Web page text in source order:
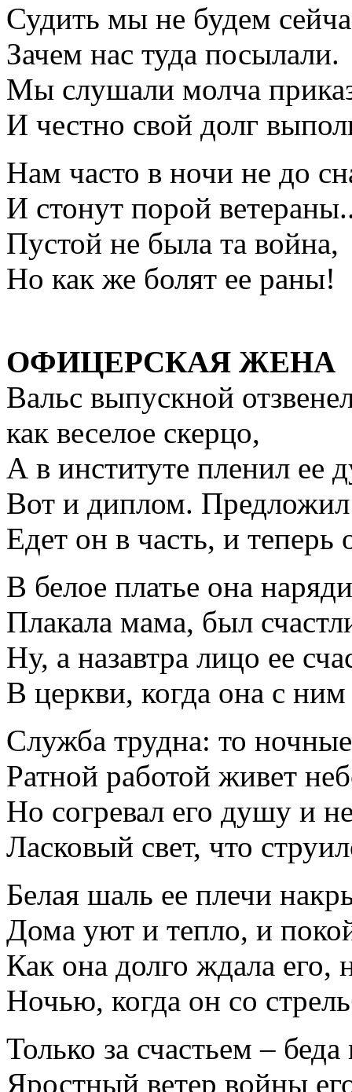
Судить мы не будем
Зачем нас туда посылали.
Мы слушали молча
И честно свой долг
Нам часто в ночи не до
И стонут порой
Пустой не была та война,
Но как же болят ее раны!
ОФИЦЕРСКАЯ ЖЕНА
Вальс выпускной
как веселое скерцо,
А в институте пленил ее
Вот и диплом. Предложил
Едет он в часть, и теперь
В белое платье она
Плакала мама, был
Ну, а назавтра лицо ее
В церкви, когда она с
Служба трудна: то
Ратной работой живет
Но согревал его душу и
Ласковый свет, что
Белая шаль ее плечи
Дома уют и тепло, и
Как она долго ждала
Ночью, когда он со
Только за счастьем –
Яростный ветер войны